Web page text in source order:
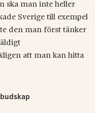
ska man inte heller
Sverige till exempel
den man först tänker
att man kan hitta